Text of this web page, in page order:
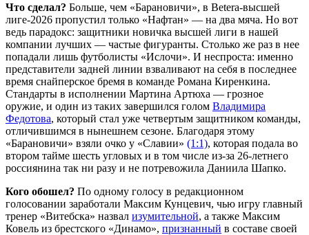
Что сделал? Больше, чем «Барановичи», в Betera-высшей
лиге-2026 пропустил только «Нафтан» — на два мяча. Но вот
ведь парадокс: защитники новичка высшей лиги в нашей
компании лучших — частые фигуранты. Столько же раз в нее
попадали лишь футболисты «Ислочи». И неспроста: именно
представители задней линии взваливают на себя в последнее
время снайперское бремя в команде Романа Киренкина.
Стандарты в исполнении Мартина Артюха — грозное
оружие, и один из таких завершился голом Владимира
Федотова, который стал уже четвертым защитником команды,
отличившимся в нынешнем сезоне. Благодаря этому
«Барановичи» взяли очко у «Славии» (1:1), которая подала во
втором тайме шесть угловых и в том числе из-за 26-летнего
россиянина так ни разу и не потревожила Даниила Шапко.
Кого обошел? По одному голосу в редакционном
голосовании заработали Максим Кунцевич, чью игру главный
тренер «Витебска» назвал изумительной, а также Максим
Ковель из брестского «Динамо», признанный в составе своей